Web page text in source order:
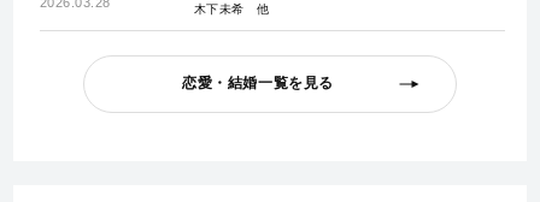
木下未希
恋愛・結婚一覧を見る